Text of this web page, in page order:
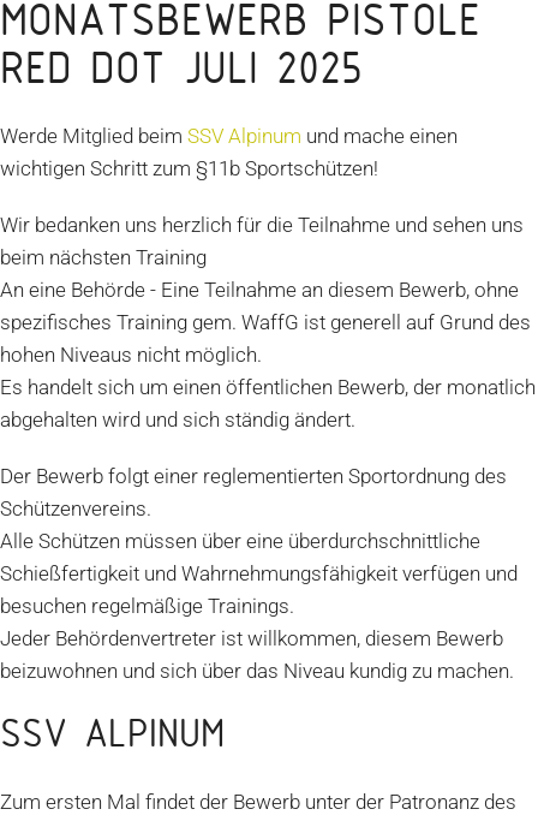
MONATSBEWERB PISTOLE
RED DOT JULI 2025
Werde Mitglied beim SSV Alpinum und mache einen
wichtigen Schritt zum §11b Sportschützen!
Wir bedanken uns herzlich für die Teilnahme und sehen uns
beim nächsten Training
An eine Behörde - Eine Teilnahme an diesem Bewerb, ohne
spezifisches Training gem. WaffG ist generell auf Grund des
hohen Niveaus nicht möglich.
Es handelt sich um einen öffentlichen Bewerb, der monatlich
abgehalten wird und sich ständig ändert.
Der Bewerb folgt einer reglementierten Sportordnung des
Schützenvereins.
Alle Schützen müssen über eine überdurchschnittliche
Schießfertigkeit und Wahrnehmungsfähigkeit verfügen und
besuchen regelmäßige Trainings.
Jeder Behördenvertreter ist willkommen, diesem Bewerb
beizuwohnen und sich über das Niveau kundig zu machen.
SSV ALPINUM
Zum ersten Mal findet der Bewerb unter der Patronanz des